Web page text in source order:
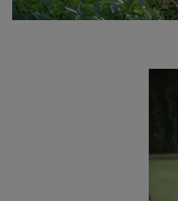
Hôtel La Verniaz
Hôtel Le Manoir
Les Thermes